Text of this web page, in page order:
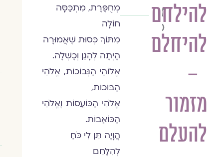
להילחם
להיחלם
–
מזמור
להעלם
זהבית
כליף
מְחֻפֶּרֶת, מִתְכַּסָּה
חוֹלָה
מִתּוֹךְ כְּסוּת שֶׁאֲמוּרָה
הָיְתָה לְהָגֵן וְכָשְׁלָה.
אֱלוֹהֵי הַנְּבוֹכוֹת, אֱלֹהֵי
הַבּוֹכוֹת,
אֱלֹהֵי הַכּוֹעֲסוֹת וֶאֱלֹהֵי
הַכּוֹאֲבוֹת.
הֲוָיָה תֵּן לִי כֹּחַ
לְהִלָּחֵם